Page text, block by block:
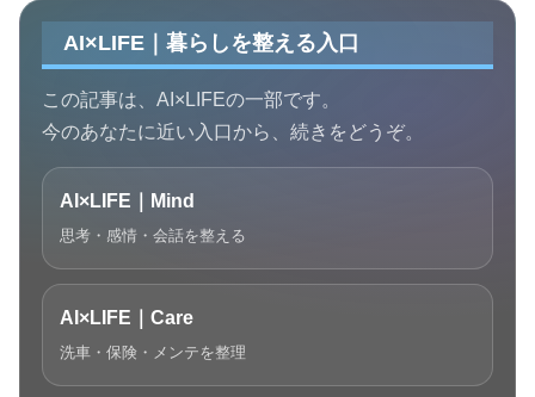
AI×LIFE｜暮らしを整える入口
この記事は、AI×LIFEの一部です。
今のあなたに近い入口から、続きをどうぞ。
AI×LIFE｜Mind
思考・感情・会話を整える
AI×LIFE｜Care
洗車・保険・メンテを整理